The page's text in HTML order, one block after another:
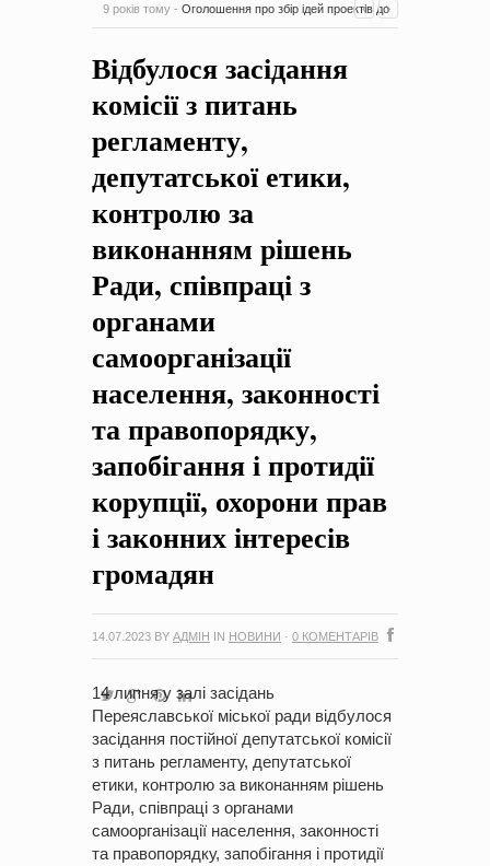
9 років тому - Оголошення про збір ідей проектів до
на період 2018 – 2020 роки Оголошення про збір ідей
проектів-
Відбулося засідання
комісії з питань
регламенту,
депутатської етики,
контролю за
виконанням рішень
Ради, співпраці з
органами
самоорганізації
населення, законності
та правопорядку,
запобігання і протидії
корупції, охорони прав
і законних інтересів
громадян
14.07.2023 BY АДМІН IN НОВИНИ · 0 КОМЕНТАРІВ
14 липня у залі засідань
Переяславської міської ради відбулося
засідання постійної депутатської комісії
з питань регламенту, депутатської
етики, контролю за виконанням рішень
Ради, співпраці з органами
самоорганізації населення, законності
та правопорядку, запобігання і протидії